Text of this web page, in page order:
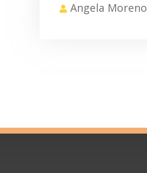
Angela Moreno